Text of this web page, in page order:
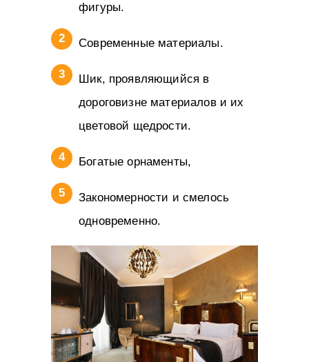
фигуры.
Современные материалы.
Шик, проявляющийся в
дороговизне материалов и их
цветовой щедрости.
Богатые орнаменты,
Закономерности и смелось
одновременно.